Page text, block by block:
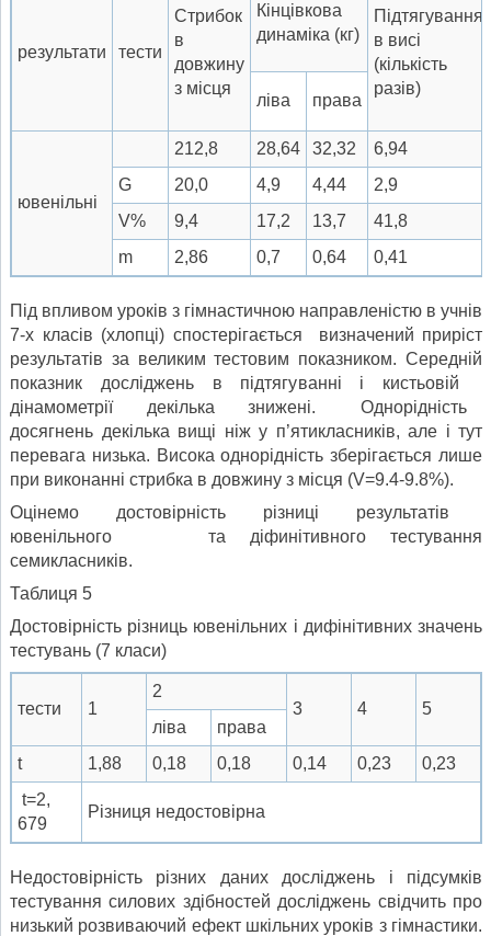
результати тести
Стрибок
в
довжину
з місця
Кінцівкова
динаміка (кг)
Підтягування
в висі
(кількість
разів)
ліва права
ювенільні
212,8 28,64 32,32
6,94
G
20,0 4,9 4,44
2,9
V%
9,4 17,2 13,7
41,8
m
2,86 0,7 0,64 0,41
Під впливом уроків з гімнастичною направленістю в учнів
7-х класів (хлопці) спостерігається визначений приріст
результатів за великим тестовим показником. Середній
показник досліджень в підтягуванні і кистьовій
дінамометрії декілька знижені. Однорідність
досягнень декілька вищі ніж у п’ятикласників, але і тут
перевага низька. Висока однорідність зберігається лише
при виконанні стрибка в довжину з місця (V=9.4-9.8%).
Оцінемо достовірність різниці результатів
ювенільного та діфинітивного тестування
семикласників.
Таблиця 5
Достовірність різниць ювенільних і дифінітивних значень
тестувань (7 класи)
тести 1
2
3
4
5
ліва
права
t
1,88 0,18 0,18 0,14 0,23
0,23
t=2,
679
Різниця недостовірна
Недостовірність різних даних досліджень і підсумків
тестування силових здібностей досліджень свідчить про
низький розвиваючий ефект шкільних уроків з гімнастики.